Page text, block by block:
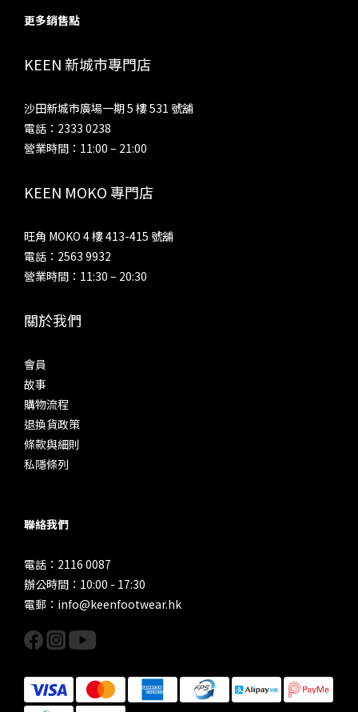
更多銷售點
KEEN 新城市專門店
沙田新城市廣場一期 5 樓 531 號舖
電話：2333 0238
營業時間：11:00 – 21:00
KEEN MOKO 專門店
旺角 MOKO 4 樓 413-415 號舖
電話：2563 9932
營業時間：11:30 – 20:30
關於我們
會員
故事
購物流程
退換貨政策
條款與細則
私隱條列
聯絡我們
電話：2116 0087
辦公時間：10:00 - 17:30
電郵：info@keenfootwear.hk